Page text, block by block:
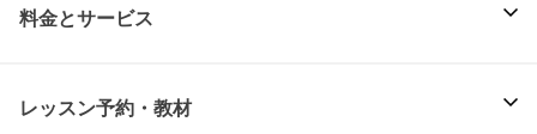
料金とサービス
レッスン予約・教材